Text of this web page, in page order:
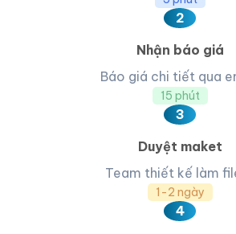
2
Nhận báo giá
Báo giá chi tiết qua
15 phút
3
Duyệt maket
Team thiết kế làm
1-2 ngày
4